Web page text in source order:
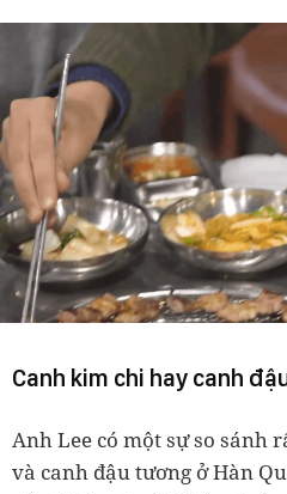
Canh kim chi hay canh
Anh Lee có một sự so sánh
và canh đậu tương ở Hàn